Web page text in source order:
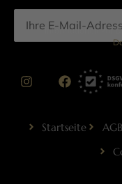
Informationen zur
Startseite AGB